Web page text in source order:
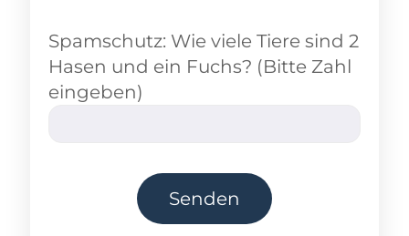
Spamschutz: Wie viele Tiere sind 2
Hasen und ein Fuchs? (Bitte Zahl
eingeben)